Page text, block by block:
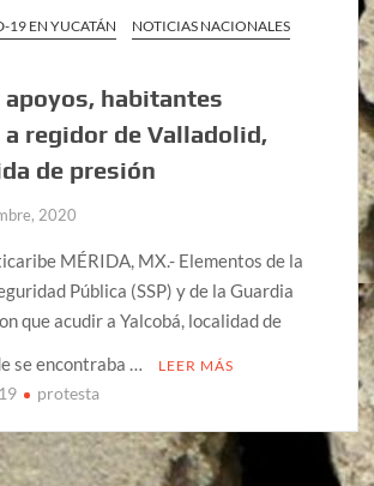
19 EN YUCATÁN
NOTICIAS NACIONALES
apoyos, habitantes
a regidor de Valladolid,
de presión
2020
MÉRIDA, MX.- Elementos de la
Pública (SSP) y de la Guardia
que acudir a Yalcobá, localidad de
se encontraba …
LEER MÁS
protesta